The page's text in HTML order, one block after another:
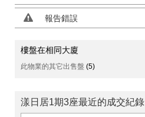
報告錯誤
樓盤在相同大廈
此物業的其它出售盤 (5)
漾日居1期3座最近的成交紀錄